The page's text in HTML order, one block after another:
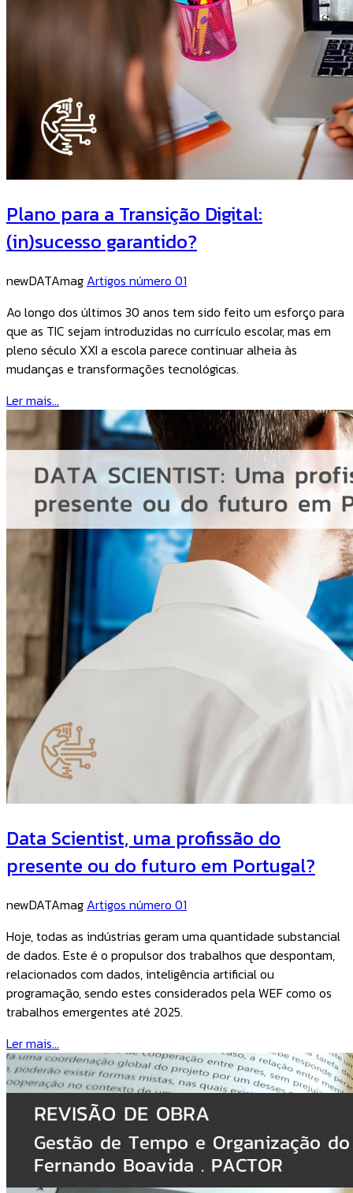
Plano para a Transição Digital:
(in)sucesso garantido?
newDATAmag Artigos número 01
Ao longo dos últimos 30 anos tem sido feito um esforço para
que as TIC sejam introduzidas no currículo escolar, mas em
pleno século XXI a escola parece continuar alheia às
mudanças e transformações tecnológicas.
Ler mais...
Data Scientist, uma profissão do
presente ou do futuro em Portugal?
newDATAmag Artigos número 01
Hoje, todas as indústrias geram uma quantidade substancial
de dados. Este é o propulsor dos trabalhos que despontam,
relacionados com dados, inteligência artificial ou
programação, sendo estes considerados pela WEF como os
trabalhos emergentes até 2025.
Ler mais...